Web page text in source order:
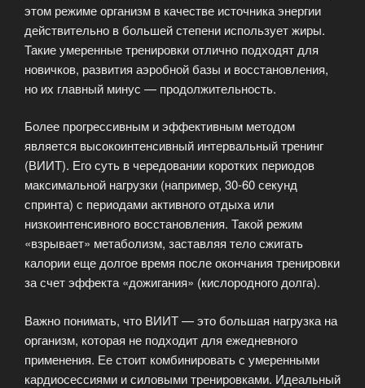
этом режиме организм в качестве источника энергии
действительно в большей степени использует жиры.
Такие умеренные тренировки отлично подходят для
новичков, развития аэробной базы и восстановления,
но их главный минус — продолжительность.
Более прогрессивным и эффективным методом
является высокоинтенсивный интервальный тренинг
(ВИИТ). Его суть в чередовании коротких периодов
максимальной нагрузки (например, 30-60 секунд
спринта) с периодами активного отдыха или
низкоинтенсивного восстановления. Такой режим
«взрывает» метаболизм, заставляя тело сжигать
калории еще долгое время после окончания тренировки
за счет эффекта «дожигания» (кислородного долга).
Важно понимать, что ВИИТ — это большая нагрузка на
организм, которая не подходит для ежедневного
применения. Ее стоит комбинировать с умеренными
кардиосессиями и силовыми тренировками. Идеальный